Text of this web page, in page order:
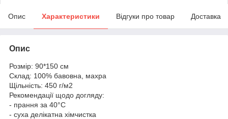
Опис Характеристики Відгуки про товар Доставка
Опис
Розмір: 90*150 см
Склад: 100% бавовна, махра
Щільність: 450 г/м2
Рекомендації щодо догляду:
- прання за 40°C
- суха делікатна хімчистка